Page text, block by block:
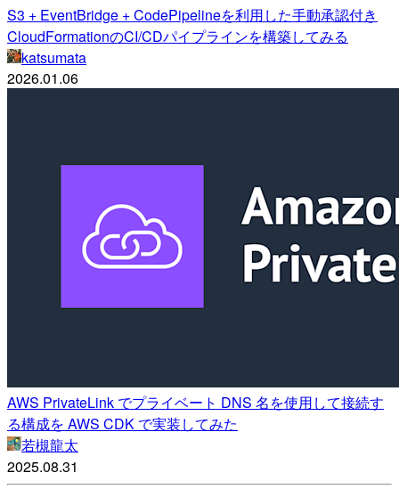
S3 + EventBridge + CodePipelineを利用した手動承認付き
CloudFormationのCI/CDパイプラインを構築してみる
katsumata
2026.01.06
AWS PrivateLink でプライベート DNS 名を使用して接続す
る構成を AWS CDK で実装してみた
若槻龍太
2025.08.31